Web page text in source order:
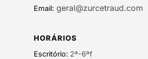
Email: geral@zurcetraud.com
HORÁRIOS
Escritório: 2ª-6ªf